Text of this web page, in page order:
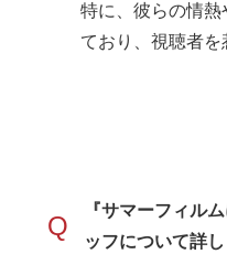
特に、彼らの情
ており、視聴者を
Q
『サマーフィル
ッフについて詳